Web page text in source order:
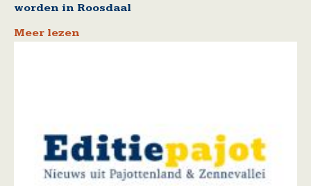
worden in Roosdaal
Meer lezen